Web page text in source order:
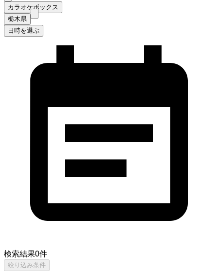
カラオケボックス
栃木県
日時を選ぶ
検索結果0件
絞り込み条件